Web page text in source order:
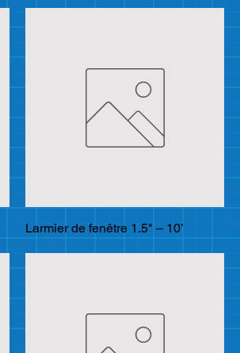
Larmier de fenêtre 1.5" – 10’